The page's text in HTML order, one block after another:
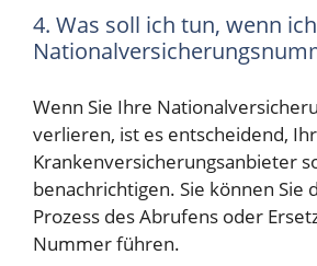
4. Was soll ich tun, wenn
Wenn Sie Ihre
verlieren, ist es entscheidend,
Krankenversicherungsanbieter
benachrichtigen. Sie können Sie
Prozess des Abrufens oder
Nummer führen.